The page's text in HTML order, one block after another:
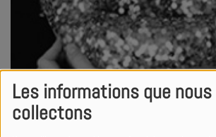
Les informations que nous
collectons
Genre